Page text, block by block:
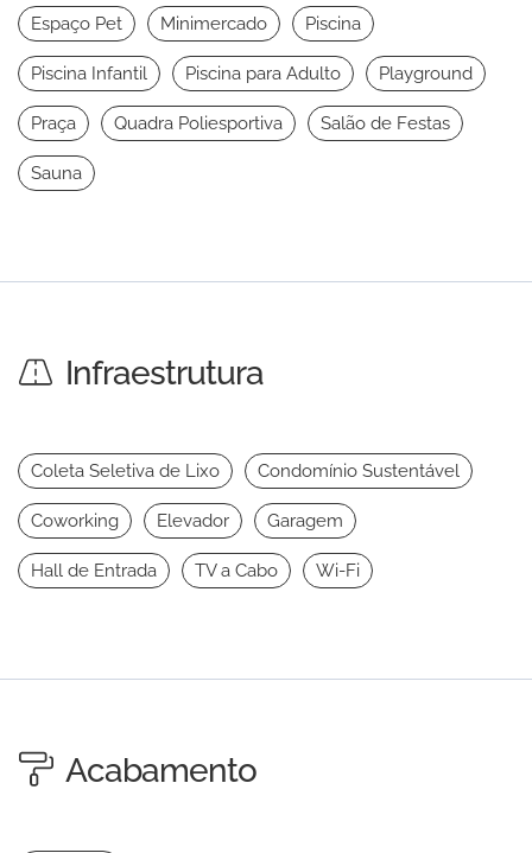
Espaço Pet Minimercado Piscina
Piscina Infantil Piscina para Adulto Playground
Praça Quadra Poliesportiva Salão de Festas
Sauna
Infraestrutura
Coleta Seletiva de Lixo Condomínio Sustentável
Coworking Elevador Garagem
Hall de Entrada TV a Cabo Wi-Fi
Acabamento